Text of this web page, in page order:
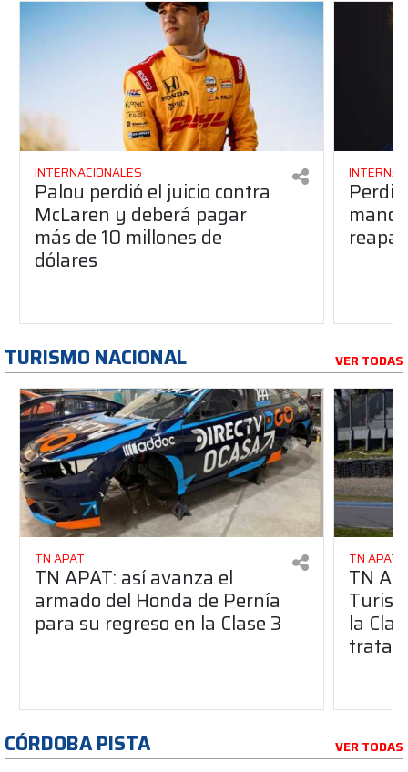
INTERNACIONALES
Palou perdió el juicio contra
McLaren y deberá pagar
más de 10 millones de
dólares
TURISMO NACIONAL VER TODAS
TN APAT
TN APAT: así avanza el
armado del Honda de Pernía
para su regreso en la Clase 3
TN APAT
TN
la
trata?
CÓRDOBA PISTA VER TODAS